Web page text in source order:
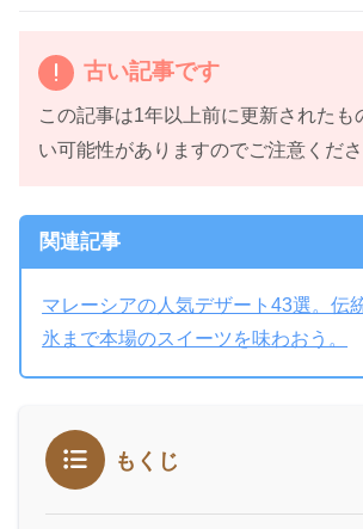
古い記事です
この記事は1年以上前に更新されたも
い可能性がありますのでご注意くださ
関連記事
マレーシアの人気デザート43選。伝
氷まで本場のスイーツを味わおう。
もくじ